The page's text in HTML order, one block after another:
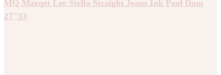
MQ Marqet Lee Stella Straight Jeans Ink Pool Dam
27″33